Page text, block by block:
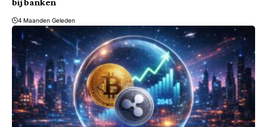
bij banken
4 Maanden Geleden